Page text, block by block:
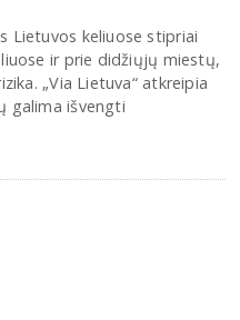
Lietuvos keliuose stipriai
ir prie didžiųjų miestų,
„Via Lietuva“ atkreipia
galima išvengti